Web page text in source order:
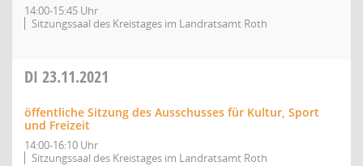
14:00-15:45 Uhr
Sitzungssaal des Kreistages im Landratsamt Roth
DI 23.11.2021
öffentliche Sitzung des Ausschusses für Kultur, Sport
und Freizeit
14:00-16:10 Uhr
Sitzungssaal des Kreistages im Landratsamt Roth